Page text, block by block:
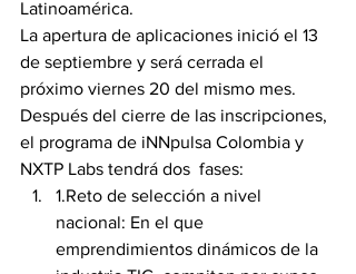
Latinoamérica.
La apertura de aplicaciones inició el 13
de septiembre y será cerrada el
próximo viernes 20 del mismo mes.
Después del cierre de las inscripciones,
el programa de iNNpulsa Colombia y
NXTP Labs tendrá dos  fases:
1.Reto de selección a nivel
nacional: En el que
emprendimientos dinámicos de la